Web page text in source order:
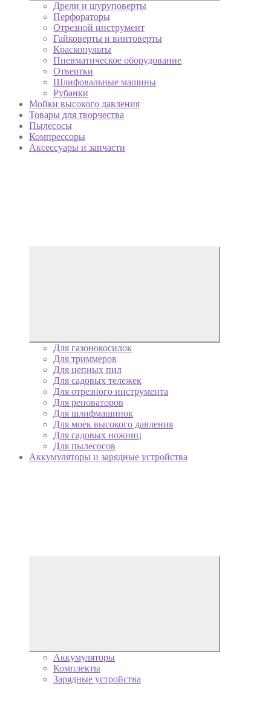
Дрели и шуруповерты
Перфораторы
Отрезной инструмент
Гайковерты и винтоверты
Краскопульты
Пневматическое оборудование
Отвертки
Шлифовальные машины
Рубанки
Мойки высокого давления
Товары для творчества
Пылесосы
Компрессоры
Аксессуары и запчасти
Для газонокосилок
Для триммеров
Для цепных пил
Для садовых тележек
Для отрезного инструмента
Для реноваторов
Для шлифмашинок
Для моек высокого давления
Для садовых ножниц
Для пылесосов
Аккумуляторы и зарядные устройства
Аккумуляторы
Комплекты
Зарядные устройства